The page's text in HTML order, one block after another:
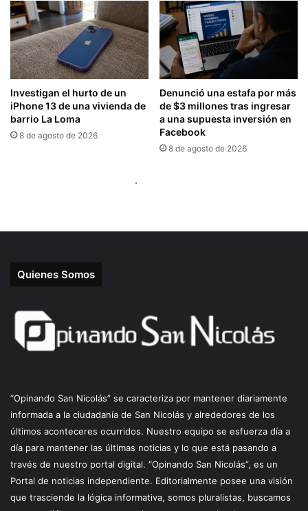
Quienes Somos
“Opinando San Nicolás” se caracteriza por mantener diariamente
informada a la ciudadanía de San Nicolás y alrededores de los
últimos aconteceres ocurridos. Nuestro equipo se esfuerza día a
día para mantener las últimas noticias y lo que está pasando a
través de nuestro portal digital. “Opinando San Nicolás”, es un
Portal de noticias independiente. Editorialmente posee una visión
que trasciende la lógica informativa, somos pluralistas, buscamos